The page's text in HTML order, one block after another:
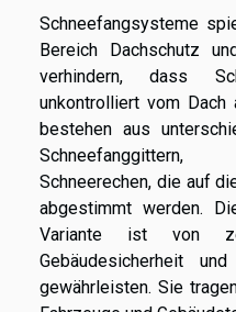
Schneefangsysteme
Bereich Dachschutz
verhindern, dass
unkontrolliert vom Dach
bestehen aus
Schneerechen, die auf
abgestimmt werden.
Variante ist von
Gebäudesicherheit
gewährleisten. Sie